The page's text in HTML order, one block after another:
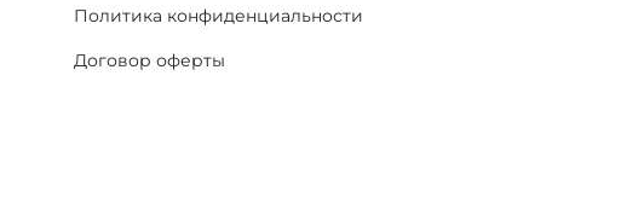
Политика конфиденциальности
Договор оферты